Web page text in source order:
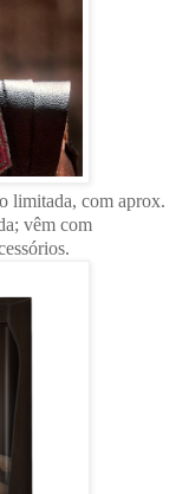
limitada, com aprox.
vêm com